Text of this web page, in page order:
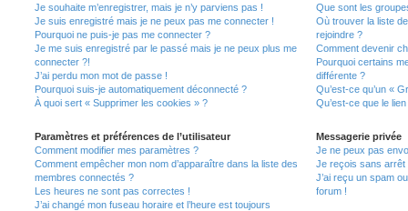
Je souhaite m’enregistrer, mais je n’y parviens pas !
Je suis enregistré mais je ne peux pas me connecter !
Pourquoi ne puis-je pas me connecter ?
Je me suis enregistré par le passé mais je ne peux plus me
connecter ?!
J’ai perdu mon mot de passe !
Pourquoi suis-je automatiquement déconnecté ?
À quoi sert « Supprimer les cookies » ?
Paramètres et préférences de l’utilisateur
Comment modifier mes paramètres ?
Comment empêcher mon nom d’apparaître dans la liste des
membres connectés ?
Les heures ne sont pas correctes !
J’ai changé mon fuseau horaire et l’heure est toujours
Que sont les
Où trouver la liste
rejoindre ?
Comment devenir
Pourquoi certains
différente ?
Qu’est-ce qu’un «
Qu’est-ce que le
Messagerie privée
Je ne peux pas
Je reçois sans arrêt
J’ai reçu un spam
forum !